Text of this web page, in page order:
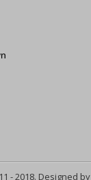
- 2018. Designed by